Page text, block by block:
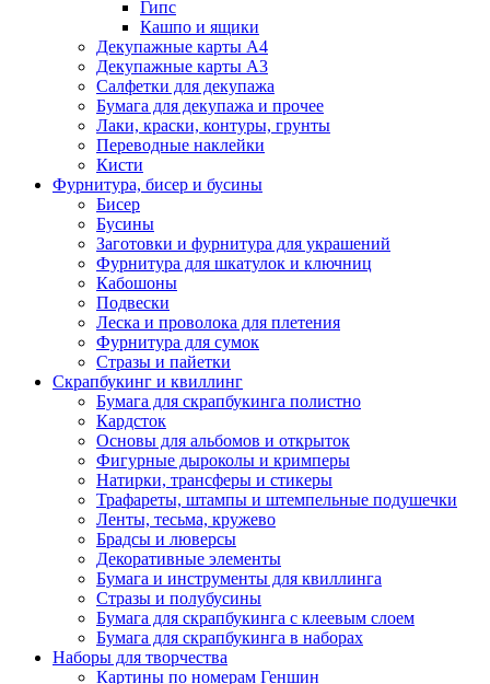
Гипс
Кашпо и ящики
Декупажные карты А4
Декупажные карты А3
Салфетки для декупажа
Бумага для декупажа и прочее
Лаки, краски, контуры, грунты
Переводные наклейки
Кисти
Фурнитура, бисер и бусины
Бисер
Бусины
Заготовки и фурнитура для украшений
Фурнитура для шкатулок и ключниц
Кабошоны
Подвески
Леска и проволока для плетения
Фурнитура для сумок
Стразы и пайетки
Скрапбукинг и квиллинг
Бумага для скрапбукинга полистно
Кардсток
Основы для альбомов и открыток
Фигурные дыроколы и кримперы
Натирки, трансферы и стикеры
Трафареты, штампы и штемпельные подушечки
Ленты, тесьма, кружево
Брадсы и люверсы
Декоративные элементы
Бумага и инструменты для квиллинга
Стразы и полубусины
Бумага для скрапбукинга с клеевым слоем
Бумага для скрапбукинга в наборах
Наборы для творчества
Картины по номерам Геншин